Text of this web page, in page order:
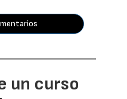
un curso